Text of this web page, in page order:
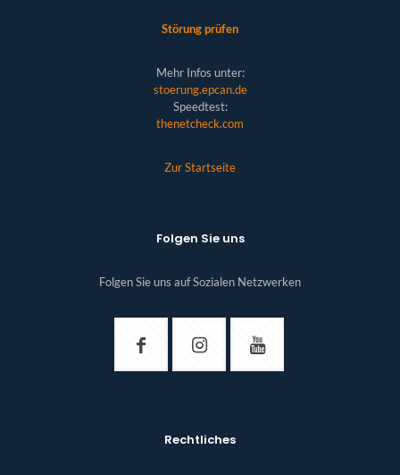
Störung prüfen
Mehr Infos unter:
stoerung.epcan.de
Speedtest:
thenetcheck.com
Zur Startseite
Folgen Sie uns
Folgen Sie uns auf Sozialen Netzwerken
Rechtliches